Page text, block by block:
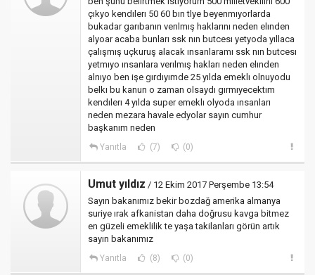
çıkyo kendılerı 50 60 bın tlye beyenmıyorlarda
bukadar garıbanın verılmış haklarını neden elınden
alyoar acaba bunları ssk nın butcesı yetyoda yıllaca
çalışmış uçkuruş alacak ınsanlaramı ssk nın butcesı
yetmıyo ınsanlara verılmış hakları neden elınden
alnıyo ben işe gırdıyımde 25 yılda emeklı olnuyodu
belkı bu kanun o zaman olsaydı gırmıyecektım
kendılerı 4 yılda super emeklı olyoda ınsanları
neden mezara havale edyolar sayın cumhur
başkanım neden
Yanıtla (7) (0)
Umut yıldız / 12 Ekim 2017 Perşembe 13:54
Sayın bakanımız bekir bozdağ amerika almanya
suriye ırak afkanistan daha doğrusu kavga bitmez
en güzeli emeklilik te yaşa takilanları görün artık
sayın bakanımız
Yanıtla (8) (0)